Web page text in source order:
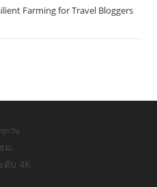
Farming for Travel Bloggers
กวัน
ม.
ดับ 4K